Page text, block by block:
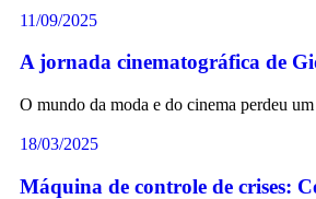
11/09/2025
A jornada cinematográfica de
O mundo da moda e do cinema perdeu
18/03/2025
Máquina de controle de crises: